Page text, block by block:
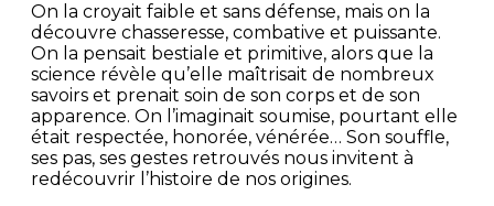
On la croyait faible et sans défense, mais on la
découvre chasseresse, combative et puissante.
On la pensait bestiale et primitive, alors que la
science révèle qu’elle maîtrisait de nombreux
savoirs et prenait soin de son corps et de son
apparence. On l’imaginait soumise, pourtant elle
était respectée, honorée, vénérée… Son souffle,
ses pas, ses gestes retrouvés nous invitent à
redécouvrir l’histoire de nos origines.